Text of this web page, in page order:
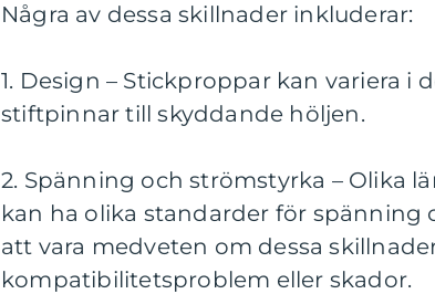
Några av dessa skillnader inkluderar:
1. Design – Stickproppar kan variera i
stiftpinnar till skyddande höljen.
2. Spänning och strömstyrka – Olika
kan ha olika standarder för spänning
att vara medveten om dessa
kompatibilitetsproblem eller skador.